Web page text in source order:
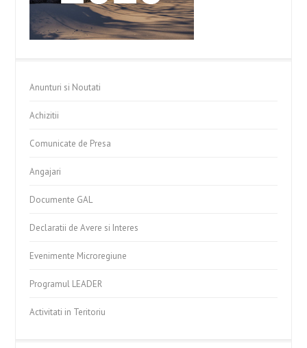
Anunturi si Noutati
Achizitii
Comunicate de Presa
Angajari
Documente GAL
Declaratii de Avere si Interes
Evenimente Microregiune
Programul LEADER
Activitati in Teritoriu